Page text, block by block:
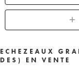
ECHEZEAUX
DES) EN VENTE